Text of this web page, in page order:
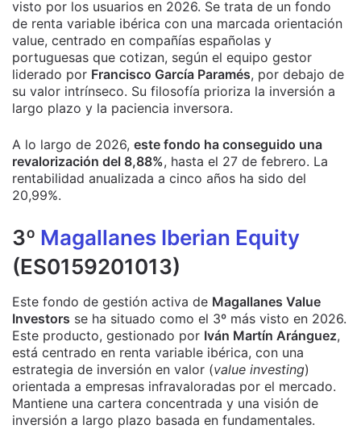
visto por los usuarios en 2026. Se trata de un fondo
de renta variable ibérica con una marcada orientación
value, centrado en compañías españolas y
portuguesas que cotizan, según el equipo gestor
liderado por Francisco García Paramés, por debajo de
su valor intrínseco. Su filosofía prioriza la inversión a
largo plazo y la paciencia inversora.
A lo largo de 2026, este fondo ha conseguido una
revalorización del 8,88%, hasta el 27 de febrero. La
rentabilidad anualizada a cinco años ha sido del
20,99%.
3º Magallanes Iberian Equity
(ES0159201013)
Este fondo de gestión activa de Magallanes Value
Investors se ha situado como el 3º más visto en 2026.
Este producto, gestionado por Iván Martín Aránguez,
está centrado en renta variable ibérica, con una
estrategia de inversión en valor (value investing)
orientada a empresas infravaloradas por el mercado.
Mantiene una cartera concentrada y una visión de
inversión a largo plazo basada en fundamentales.